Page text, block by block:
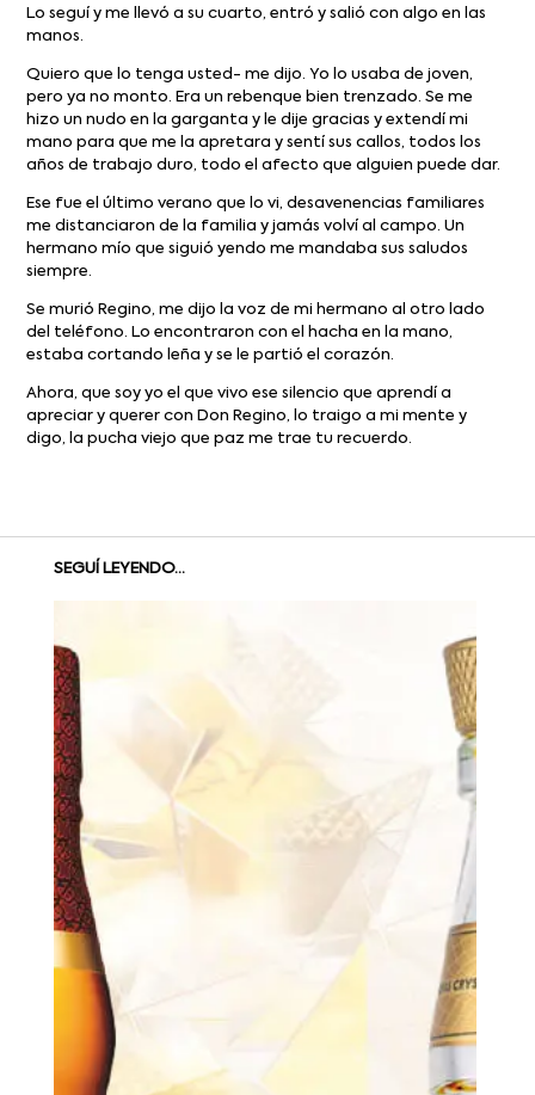
Lo seguí y me llevó a su cuarto, entró y salió con algo en las
manos.
Quiero que lo tenga usted- me dijo. Yo lo usaba de joven,
pero ya no monto. Era un rebenque bien trenzado. Se me
hizo un nudo en la garganta y le dije gracias y extendí mi
mano para que me la apretara y sentí sus callos, todos los
años de trabajo duro, todo el afecto que alguien puede dar.
Ese fue el último verano que lo vi, desavenencias familiares
me distanciaron de la familia y jamás volví al campo. Un
hermano mío que siguió yendo me mandaba sus saludos
siempre.
Se murió Regino, me dijo la voz de mi hermano al otro lado
del teléfono. Lo encontraron con el hacha en la mano,
estaba cortando leña y se le partió el corazón.
Ahora, que soy yo el que vivo ese silencio que aprendí a
apreciar y querer con Don Regino, lo traigo a mi mente y
digo, la pucha viejo que paz me trae tu recuerdo.
SEGUÍ LEYENDO...